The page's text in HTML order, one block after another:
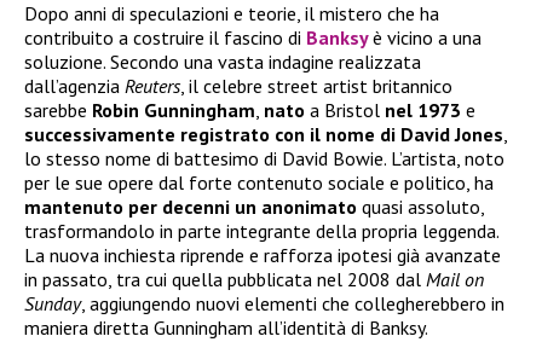
Dopo anni di speculazioni e teorie, il mistero che ha
contribuito a costruire il fascino di Banksyè vicino a una
soluzione. Secondo una vasta indagine realizzata
dall’agenzia Reuters, il celebre street artist britannico
sarebbe Robin Gunningham, nato a Bristol nel 1973 e
successivamente registrato con il nome di David Jones,
lo stesso nome di battesimo di David Bowie. L’artista, noto
per le sue opere dal forte contenuto sociale e politico, ha
mantenuto per decenni un anonimato quasi assoluto,
trasformandolo in parte integrante della propria leggenda.
La nuova inchiesta riprende e rafforza ipotesi già avanzate
in passato, tra cui quella pubblicata nel 2008 dal Mail on
Sunday, aggiungendo nuovi elementi che collegherebbero in
maniera diretta Gunningham all’identità di Banksy.